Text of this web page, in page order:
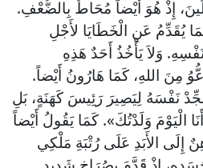
إِذْ هُوَ أَيْضاً مُحَاطٌ بِالضُّعْفِ.
يُقَدِّمُ عَنِ الْخَطَايَا لأَجْلِ
وَلاَ يَأْخُذُ أَحَدٌ هَذِهِ
مِنَ اللهِ، كَمَا هَارُونُ أَيْضاً.
نَفْسَهُ لِيَصِيرَ رَئِيسَ كَهَنَةٍ، بَلِ
الْيَوْمَ وَلَدْتُكَ». كَمَا يَقُولُ أَيْضاً
الأَبَدِ عَلَى رُتْبَةِ مَلْكِي